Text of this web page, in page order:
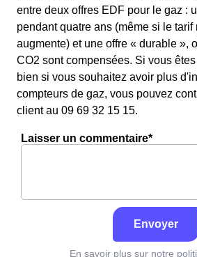
entre deux offres EDF pour le gaz :
pendant quatre ans (même si le tarif
augmente) et une offre « durable »,
CO2 sont compensées. Si vous
bien si vous souhaitez avoir plus
compteurs de gaz, vous pouvez
client au 09 69 32 15 15.
Laisser un commentaire*
Envoyer
En savoir plus sur notre